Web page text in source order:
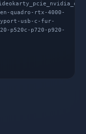
quadro-rtx-4000-
usb-c-fur-
p520c-p720-p920-